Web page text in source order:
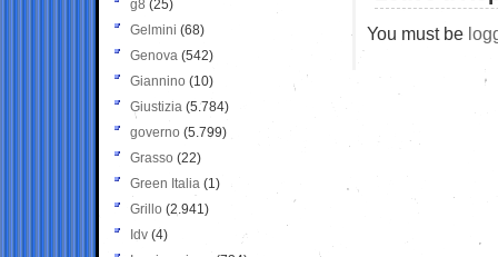
You must be
g8 (25)
Gelmini (68)
Genova (542)
Giannino (10)
Giustizia (5.784)
governo (5.799)
Grasso (22)
Green Italia (1)
Grillo (2.941)
Idv (4)